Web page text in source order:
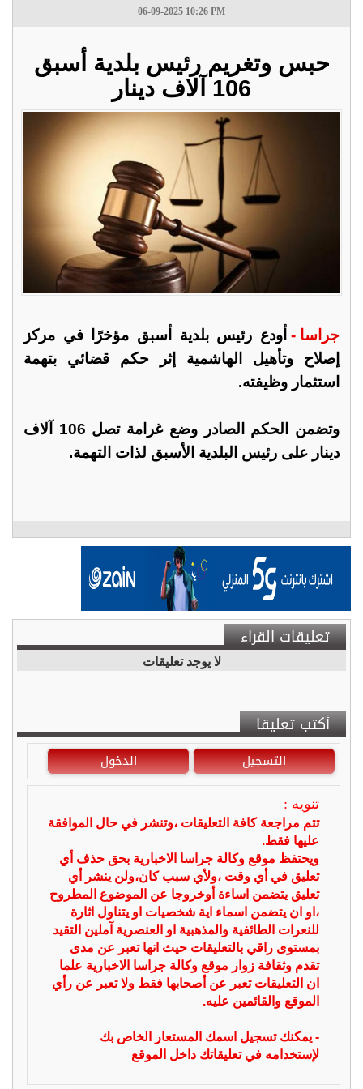
06-09-2025 10:26 PM
حبس وتغريم رئيس بلدية أسبق
106 آلاف دينار
جراسا - أودع رئيس بلدية أسبق مؤخرًا في مركز
إصلاح وتأهيل الهاشمية إثر حكم قضائي بتهمة
استثمار وظيفته.
وتضمن الحكم الصادر وضع غرامة تصل 106 آلاف
دينار على رئيس البلدية الأسبق لذات التهمة.
تعليقات القراء
لا يوجد تعليقات
أكتب تعليقا
التسجيل الدخول
تنويه :
تتم مراجعة كافة التعليقات ،وتنشر في حال الموافقة
عليها فقط.
ويحتفظ موقع وكالة جراسا الاخبارية بحق حذف أي
تعليق في أي وقت ،ولأي سبب كان،ولن ينشر أي
تعليق يتضمن اساءة أوخروجا عن الموضوع المطروح
،او ان يتضمن اسماء اية شخصيات او يتناول اثارة
للنعرات الطائفية والمذهبية او العنصرية آملين التقيد
بمستوى راقي بالتعليقات حيث انها تعبر عن مدى
تقدم وثقافة زوار موقع وكالة جراسا الاخبارية علما
ان التعليقات تعبر عن أصحابها فقط ولا تعبر عن رأي
الموقع والقائمين عليه.
- يمكنك تسجيل اسمك المستعار الخاص بك
لإستخدامه في تعليقاتك داخل الموقع